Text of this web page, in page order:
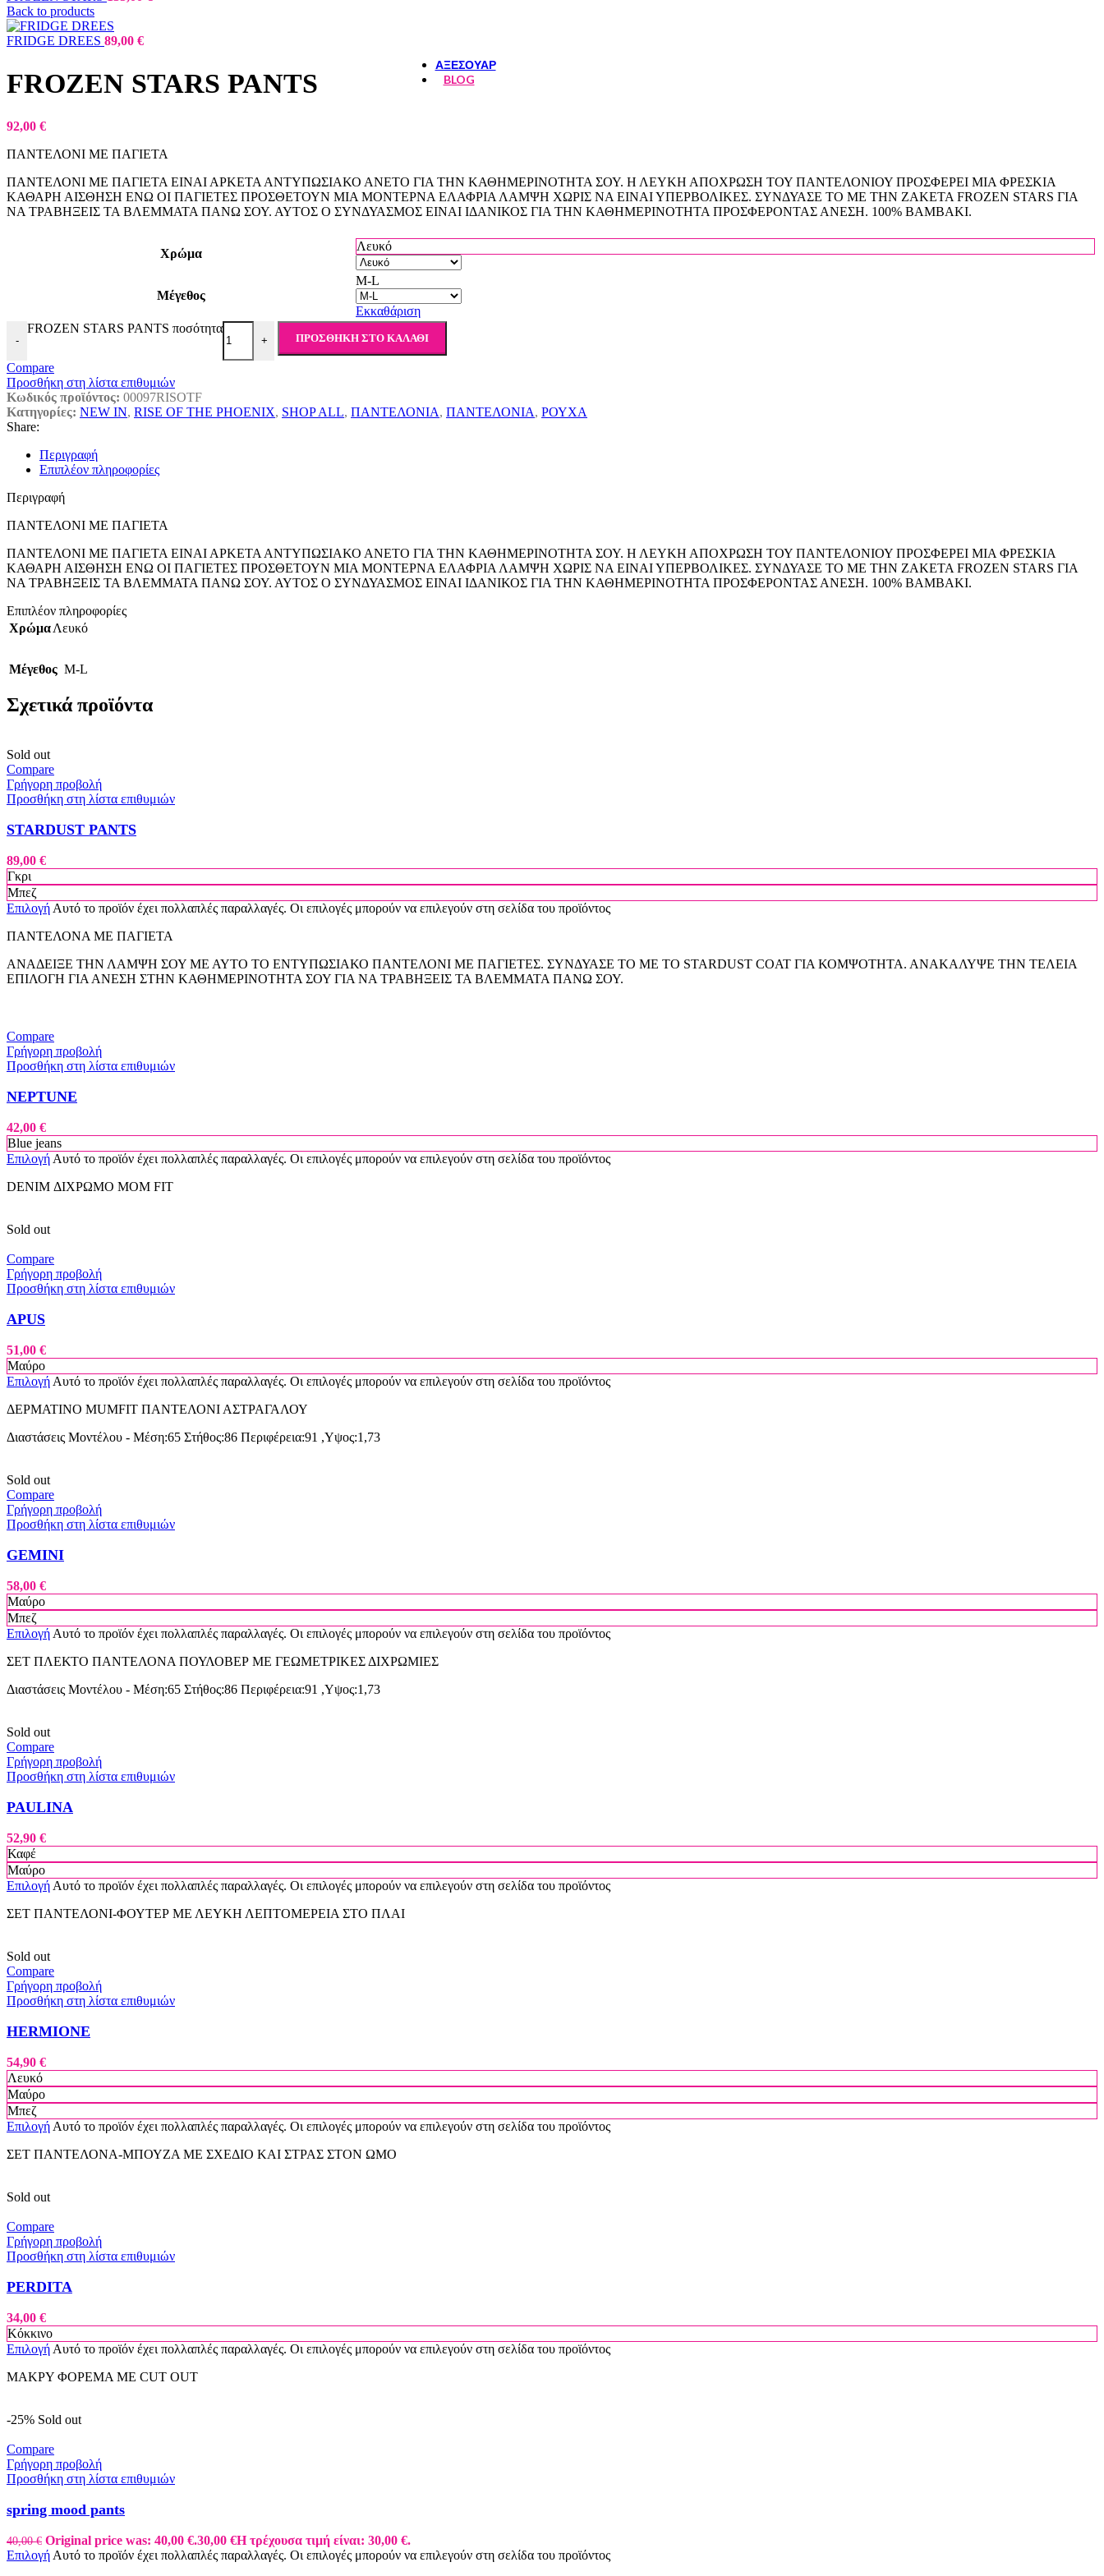
ΑΞΕΣΟΥΑΡ
BLOG
Back to products
FRIDGE DREES 89,00 €
FROZEN STARS PANTS
92,00 €
ΠΑΝΤΕΛΟΝΙ ΜΕ ΠΑΓΙΕΤΑ
ΠΑΝΤΕΛΟΝΙ ΜΕ ΠΑΓΙΕΤΑ ΕΙΝΑΙ ΑΡΚΕΤΑ ΑΝΤΥΠΩΣΙΑΚΟ ΑΝΕΤΟ ΓΙΑ ΤΗΝ ΚΑΘΗΜΕΡΙΝΟΤΗΤΑ ΣΟΥ. Η ΛΕΥΚΗ ΑΠΟΧΡΩΣΗ ΤΟΥ ΠΑΝΤΕΛΟΝΙΟΥ ΠΡΟΣΦΕΡΕΙ ΜΙΑ ΦΡΕΣΚΙΑ
ΚΑΘΑΡΗ ΑΙΣΘΗΣΗ ΕΝΩ ΟΙ ΠΑΓΙΕΤΕΣ ΠΡΟΣΘΕΤΟΥΝ ΜΙΑ ΜΟΝΤΕΡΝΑ ΕΛΑΦΡΙΑ ΛΑΜΨΗ ΧΩΡΙΣ ΝΑ ΕΙΝΑΙ ΥΠΕΡΒΟΛΙΚΕΣ. ΣΥΝΔΥΑΣΕ ΤΟ ΜΕ ΤΗΝ ΖΑΚΕΤΑ FROZEN STARS ΓΙΑ
ΝΑ ΤΡΑΒΗΞΕΙΣ ΤΑ ΒΛΕΜΜΑΤΑ ΠΑΝΩ ΣΟΥ. ΑΥΤΟΣ Ο ΣΥΝΔΥΑΣΜΟΣ ΕΙΝΑΙ ΙΔΑΝΙΚΟΣ ΓΙΑ ΤΗΝ ΚΑΘΗΜΕΡΙΝΟΤΗΤΑ ΠΡΟΣΦΕΡΟΝΤΑΣ ΑΝΕΣΗ. 100% ΒΑΜΒΑΚΙ.
Χρώμα
Λευκό
Μέγεθος
M-L
Εκκαθάριση
-
FROZEN STARS PANTS ποσότητα
+ ΠΡΟΣΘΉΚΗ ΣΤΟ ΚΑΛΆΘΙ
Compare
Προσθήκη στη λίστα επιθυμιών
Κωδικός προϊόντος: 00097RISOTF
Κατηγορίες: NEW IN, RISE OF THE PHOENIX, SHOP ALL, ΠΑΝΤΕΛΟΝΙΑ, ΠΑΝΤΕΛΟΝΙΑ, ΡΟΥΧΑ
Share:
Περιγραφή
Επιπλέον πληροφορίες
Περιγραφή
ΠΑΝΤΕΛΟΝΙ ΜΕ ΠΑΓΙΕΤΑ
ΠΑΝΤΕΛΟΝΙ ΜΕ ΠΑΓΙΕΤΑ ΕΙΝΑΙ ΑΡΚΕΤΑ ΑΝΤΥΠΩΣΙΑΚΟ ΑΝΕΤΟ ΓΙΑ ΤΗΝ ΚΑΘΗΜΕΡΙΝΟΤΗΤΑ ΣΟΥ. Η ΛΕΥΚΗ ΑΠΟΧΡΩΣΗ ΤΟΥ ΠΑΝΤΕΛΟΝΙΟΥ ΠΡΟΣΦΕΡΕΙ ΜΙΑ ΦΡΕΣΚΙΑ
ΚΑΘΑΡΗ ΑΙΣΘΗΣΗ ΕΝΩ ΟΙ ΠΑΓΙΕΤΕΣ ΠΡΟΣΘΕΤΟΥΝ ΜΙΑ ΜΟΝΤΕΡΝΑ ΕΛΑΦΡΙΑ ΛΑΜΨΗ ΧΩΡΙΣ ΝΑ ΕΙΝΑΙ ΥΠΕΡΒΟΛΙΚΕΣ. ΣΥΝΔΥΑΣΕ ΤΟ ΜΕ ΤΗΝ ΖΑΚΕΤΑ FROZEN STARS ΓΙΑ
ΝΑ ΤΡΑΒΗΞΕΙΣ ΤΑ ΒΛΕΜΜΑΤΑ ΠΑΝΩ ΣΟΥ. ΑΥΤΟΣ Ο ΣΥΝΔΥΑΣΜΟΣ ΕΙΝΑΙ ΙΔΑΝΙΚΟΣ ΓΙΑ ΤΗΝ ΚΑΘΗΜΕΡΙΝΟΤΗΤΑ ΠΡΟΣΦΕΡΟΝΤΑΣ ΑΝΕΣΗ. 100% ΒΑΜΒΑΚΙ.
Επιπλέον πληροφορίες
ΧρώμαΛευκό
Μέγεθος M-L
Σχετικά προϊόντα
Sold out
Compare
Γρήγορη προβολή
Προσθήκη στη λίστα επιθυμιών
STARDUST PANTS
89,00 €
Γκρι
Μπεζ
Επιλογή Αυτό το προϊόν έχει πολλαπλές παραλλαγές. Οι επιλογές μπορούν να επιλεγούν στη σελίδα του προϊόντος
ΠΑΝΤΕΛΟΝΑ ΜΕ ΠΑΓΙΕΤΑ
ΑΝΑΔΕΙΞΕ ΤΗΝ ΛΑΜΨΗ ΣΟΥ ΜΕ ΑΥΤΟ ΤΟ ΕΝΤΥΠΩΣΙΑΚΟ ΠΑΝΤΕΛΟΝΙ ΜΕ ΠΑΓΙΕΤΕΣ. ΣΥΝΔΥΑΣΕ ΤΟ ΜΕ ΤΟ STARDUST COAT ΓΙΑ ΚΟΜΨΟΤΗΤΑ. ΑΝΑΚΑΛΥΨΕ ΤΗΝ ΤΕΛΕΙΑ
ΕΠΙΛΟΓΗ ΓΙΑ ΑΝΕΣΗ ΣΤΗΝ ΚΑΘΗΜΕΡΙΝΟΤΗΤΑ ΣΟΥ ΓΙΑ ΝΑ ΤΡΑΒΗΞΕΙΣ ΤΑ ΒΛΕΜΜΑΤΑ ΠΑΝΩ ΣΟΥ.
Compare
Γρήγορη προβολή
Προσθήκη στη λίστα επιθυμιών
NEPTUNE
42,00 €
Blue jeans
Επιλογή Αυτό το προϊόν έχει πολλαπλές παραλλαγές. Οι επιλογές μπορούν να επιλεγούν στη σελίδα του προϊόντος
DENIM ΔΙΧΡΩΜΟ MOM FIT
Sold out
Compare
Γρήγορη προβολή
Προσθήκη στη λίστα επιθυμιών
APUS
51,00 €
Μαύρο
Επιλογή Αυτό το προϊόν έχει πολλαπλές παραλλαγές. Οι επιλογές μπορούν να επιλεγούν στη σελίδα του προϊόντος
ΔΕΡΜΑΤΙΝΟ MUMFIT ΠΑΝΤΕΛΟΝΙ ΑΣΤΡΑΓΑΛΟΥ
Διαστάσεις Μοντέλου - Μέση:65 Στήθος:86 Περιφέρεια:91 ,Υψος:1,73
Sold out
Compare
Γρήγορη προβολή
Προσθήκη στη λίστα επιθυμιών
GEMINI
58,00 €
Μαύρο
Μπεζ
Επιλογή Αυτό το προϊόν έχει πολλαπλές παραλλαγές. Οι επιλογές μπορούν να επιλεγούν στη σελίδα του προϊόντος
ΣΕΤ ΠΛΕΚΤΟ ΠΑΝΤΕΛΟΝΑ ΠΟΥΛΟΒΕΡ ΜΕ ΓΕΩΜΕΤΡΙΚΕΣ ΔΙΧΡΩΜΙΕΣ
Διαστάσεις Μοντέλου - Μέση:65 Στήθος:86 Περιφέρεια:91 ,Υψος:1,73
Sold out
Compare
Γρήγορη προβολή
Προσθήκη στη λίστα επιθυμιών
PAULINA
52,90 €
Καφέ
Μαύρο
Επιλογή Αυτό το προϊόν έχει πολλαπλές παραλλαγές. Οι επιλογές μπορούν να επιλεγούν στη σελίδα του προϊόντος
ΣΕΤ ΠΑΝΤΕΛΟΝΙ-ΦΟΥΤΕΡ ΜΕ ΛΕΥΚΗ ΛΕΠΤΟΜΕΡΕΙΑ ΣΤΟ ΠΛΑΙ
Sold out
Compare
Γρήγορη προβολή
Προσθήκη στη λίστα επιθυμιών
HERMIONE
54,90 €
Λευκό
Μαύρο
Μπεζ
Επιλογή Αυτό το προϊόν έχει πολλαπλές παραλλαγές. Οι επιλογές μπορούν να επιλεγούν στη σελίδα του προϊόντος
ΣΕΤ ΠΑΝΤΕΛΟΝΑ-ΜΠΟΥΖΑ ΜΕ ΣΧΕΔΙΟ ΚΑΙ ΣΤΡΑΣ ΣΤΟΝ ΩΜΟ
Sold out
Compare
Γρήγορη προβολή
Προσθήκη στη λίστα επιθυμιών
PERDITA
34,00 €
Κόκκινο
Επιλογή Αυτό το προϊόν έχει πολλαπλές παραλλαγές. Οι επιλογές μπορούν να επιλεγούν στη σελίδα του προϊόντος
ΜΑΚΡΥ ΦΟΡΕΜΑ ΜΕ CUT OUT
-25% Sold out
Compare
Γρήγορη προβολή
Προσθήκη στη λίστα επιθυμιών
spring mood pants
40,00€ Original price was: 40,00 €.30,00 €Η τρέχουσα τιμή είναι: 30,00 €.
Επιλογή Αυτό το προϊόν έχει πολλαπλές παραλλαγές. Οι επιλογές μπορούν να επιλεγούν στη σελίδα του προϊόντος